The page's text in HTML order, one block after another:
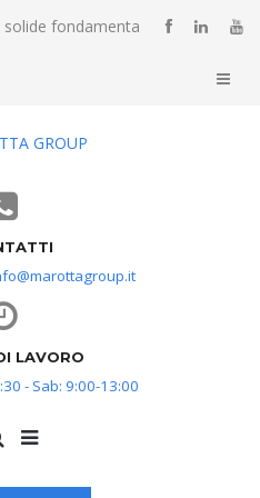
fondamenta
LAVORO
- Sab: 9:00-13:00